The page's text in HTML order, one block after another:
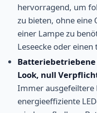
hervorragend, um
zu bieten, ohne eine
einer Lampe zu
Leseecke oder
Batteriebetriebene
Look, null
Immer ausgefeiltere
energieeffiziente